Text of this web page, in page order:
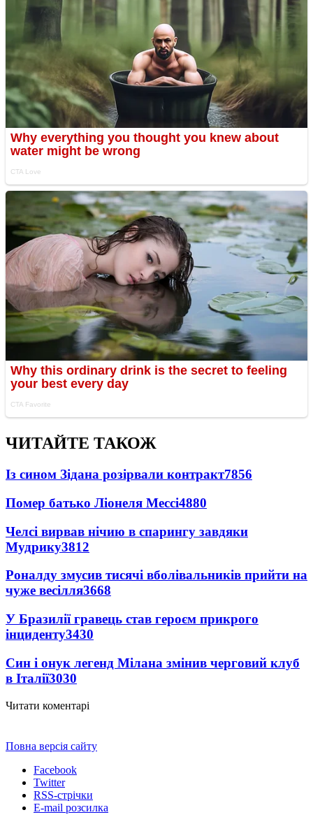
ЧИТАЙТЕ ТАКОЖ
Із сином Зідана розірвали контракт7856
Помер батько Ліонеля Мессі4880
Челсі вирвав нічию в спарингу завдяки
Мудрику3812
Роналду змусив тисячі вболівальників прийти на
чуже весілля3668
У Бразилії гравець став героєм прикрого
інциденту3430
Син і онук легенд Мілана змінив черговий клуб
в Італії3030
Читати коментарі
Повна версія сайту
Facebook
Twitter
RSS-стрічки
E-mail розсилка